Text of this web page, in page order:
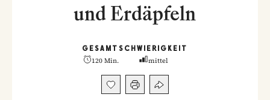
und Erdäpfeln
GESAMT
120 Min.
SCHWIERIGKEIT
mittel